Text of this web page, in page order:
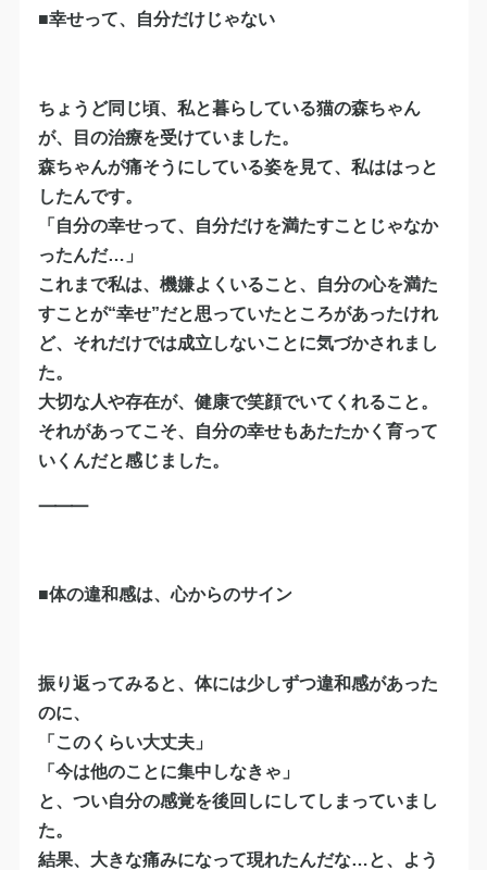
■幸せって、自分だけじゃない
ちょうど同じ頃、私と暮らしている猫の森ちゃん
が、目の治療を受けていました。
森ちゃんが痛そうにしている姿を見て、私ははっと
したんです。
「自分の幸せって、自分だけを満たすことじゃなか
ったんだ…」
これまで私は、機嫌よくいること、自分の心を満た
すことが“幸せ”だと思っていたところがあったけれ
ど、それだけでは成立しないことに気づかされまし
た。
大切な人や存在が、健康で笑顔でいてくれること。
それがあってこそ、自分の幸せもあたたかく育って
いくんだと感じました。
⸻
■体の違和感は、心からのサイン
振り返ってみると、体には少しずつ違和感があった
のに、
「このくらい大丈夫」
「今は他のことに集中しなきゃ」
と、つい自分の感覚を後回しにしてしまっていまし
た。
結果、大きな痛みになって現れたんだな…と、よう